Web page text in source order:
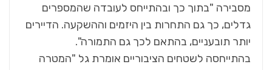
מסבירה "בתוך כך ובהתייחס לעובדה שהמספרים
גדלים, כך גם התחרות בין היזמים וההשקעה. הדיירים
יותר תובעניים, בהתאם לכך גם התמורה".
בהתייחסה לשטחים הציבוריים אומרת גל "המטרה